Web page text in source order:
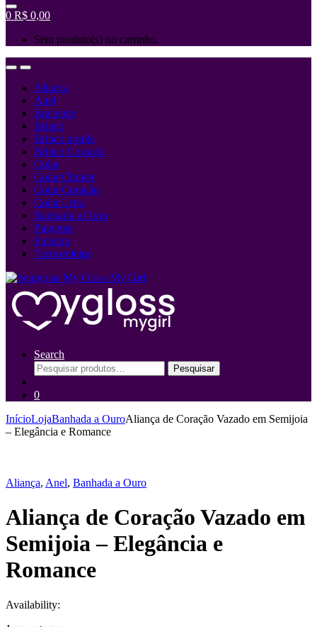
0 R$ 0,00
Sem produto(s) no carrinho.
Aliança
Anel
Bracelete
Brinco
Brinco argola
Brinco Coração
Colar
Colar Choker
Colar Coração
Colar Letra
Banhada a Ouro
Pingente
Pulseira
Tornozeleira
Search
Pesquisar
0
InícioLojaBanhada a OuroAliança de Coração Vazado em Semijoia
– Elegância e Romance
Aliança, Anel, Banhada a Ouro
Aliança de Coração Vazado em
Semijoia – Elegância e
Romance
Availability: